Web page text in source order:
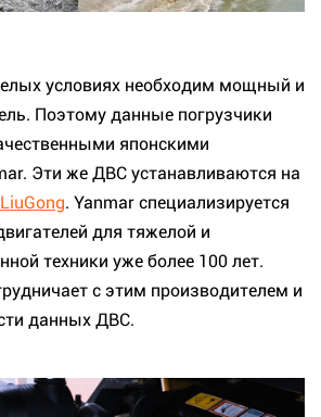
условиях необходим мощный и
Поэтому данные погрузчики
японскими
Эти же ДВС устанавливаются на
. Yanmar специализируется
для тяжелой и
техники уже более 100 лет.
с этим производителем и
данных ДВС.